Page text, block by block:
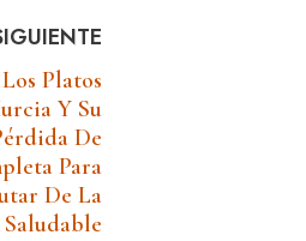
Platos
Y Su
De
Para
De La